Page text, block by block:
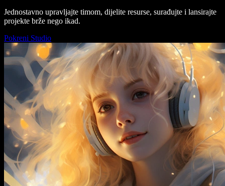
Jednostavno upravljajte timom, dijelite resurse, surađujte i lansirajte
projekte brže nego ikad.
Pokreni Studio